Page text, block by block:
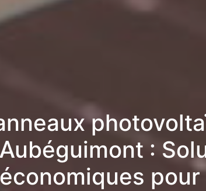
Aubéguimont :